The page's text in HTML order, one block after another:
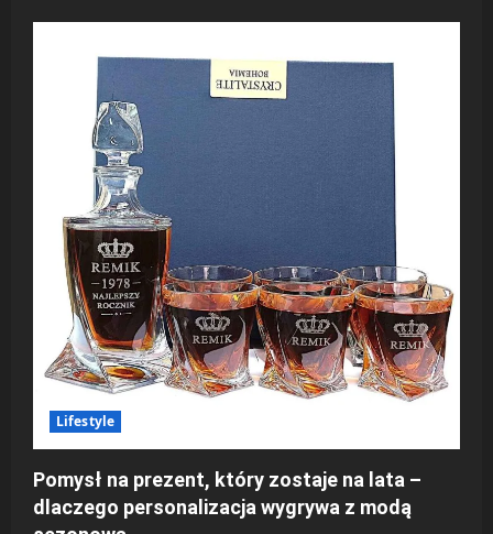
Lifestyle
Pomysł na prezent, który zostaje na lata –
dlaczego personalizacja wygrywa z modą